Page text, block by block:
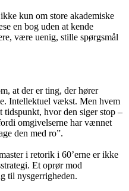
kun om store akademiske
en bog uden at kende
være uenig, stille spørgsmål
at der er ting, der hører
Intellektuel vækst. Men hvem
tidspunkt, hvor den siger stop –
omgivelserne har vænnet
den med ro”.
i retorik i 60’erne er ikke
Et oprør mod
til nysgerrigheden.